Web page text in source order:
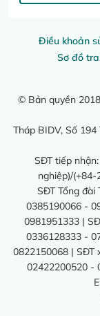
Điều khoản
Sơ đồ
© Bản quyền
Tháp BIDV, Số
SĐT tiếp
nghiệp)/
SĐT Tổng đài
0385190066 -
0981951333 |
0336128333 -
0822150068 | SĐT
02422200520 -